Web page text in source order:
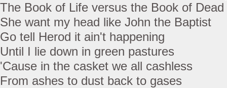
The Book of Life versus the Book of Dead
She want my head like John the Baptist
Go tell Herod it ain't happening
Until I lie down in green pastures
'Cause in the casket we all cashless
From ashes to dust back to gases